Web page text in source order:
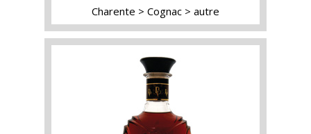
Charente Cognac autre